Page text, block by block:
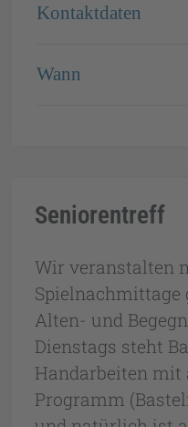
Kontaktdaten
Wann
Seniorentreff
Wir veranstalten
Alten- und
Dienstags steht
Handarbeiten mit
Programm